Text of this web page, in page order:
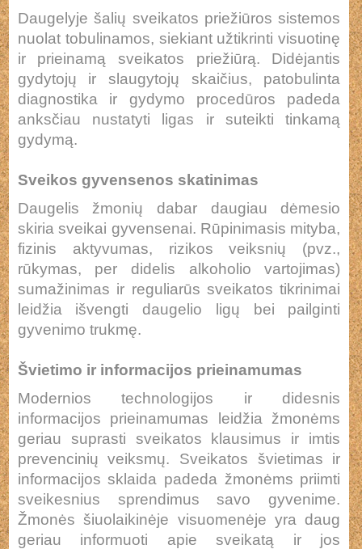
Daugelyje šalių sveikatos priežiūros sistemos
nuolat tobulinamos, siekiant užtikrinti visuotinę
ir prieinamą sveikatos priežiūrą. Didėjantis
gydytojų ir slaugytojų skaičius, patobulinta
diagnostika ir gydymo procedūros padeda
anksčiau nustatyti ligas ir suteikti tinkamą
gydymą.
Sveikos gyvensenos skatinimas
Daugelis žmonių dabar daugiau dėmesio
skiria sveikai gyvensenai. Rūpinimasis mityba,
fizinis aktyvumas, rizikos veiksnių (pvz.,
rūkymas, per didelis alkoholio vartojimas)
sumažinimas ir reguliarūs sveikatos tikrinimai
leidžia išvengti daugelio ligų bei pailginti
gyvenimo trukmę.
Švietimo ir informacijos prieinamumas
Modernios technologijos ir didesnis
informacijos prieinamumas leidžia žmonėms
geriau suprasti sveikatos klausimus ir imtis
prevencinių veiksmų. Sveikatos švietimas ir
informacijos sklaida padeda žmonėms priimti
sveikesnius sprendimus savo gyvenime.
Žmonės šiuolaikinėje visuomenėje yra daug
geriau informuoti apie sveikatą ir jos